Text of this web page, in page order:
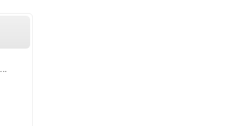
Aranjament Multifloral